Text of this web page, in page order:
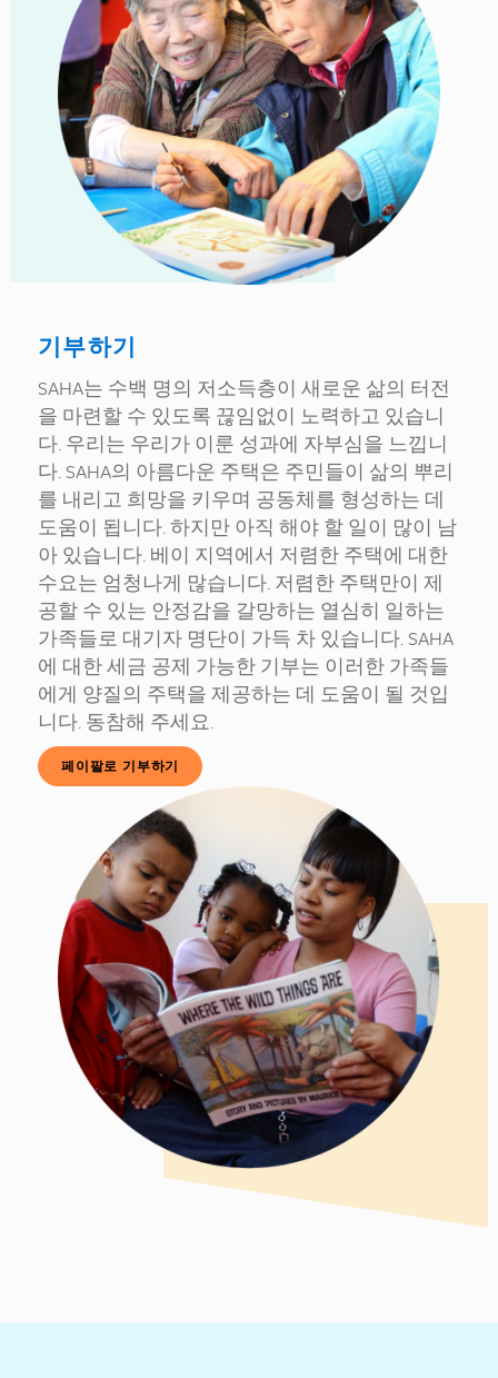
기부하기
SAHA는 수백 명의 저소득층이 새로운 삶의 터전
을 마련할 수 있도록 끊임없이 노력하고 있습니
다. 우리는 우리가 이룬 성과에 자부심을 느낍니
다. SAHA의 아름다운 주택은 주민들이 삶의 뿌리
를 내리고 희망을 키우며 공동체를 형성하는 데
도움이 됩니다. 하지만 아직 해야 할 일이 많이 남
아 있습니다. 베이 지역에서 저렴한 주택에 대한
수요는 엄청나게 많습니다. 저렴한 주택만이 제
공할 수 있는 안정감을 갈망하는 열심히 일하는
가족들로 대기자 명단이 가득 차 있습니다. SAHA
에 대한 세금 공제 가능한 기부는 이러한 가족들
에게 양질의 주택을 제공하는 데 도움이 될 것입
니다. 동참해 주세요.
페이팔로 기부하기